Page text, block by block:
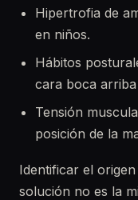
Hipertrofia de
en niños.
Hábitos
cara boca
Tensión
posición de la
Identificar el
solución no es la